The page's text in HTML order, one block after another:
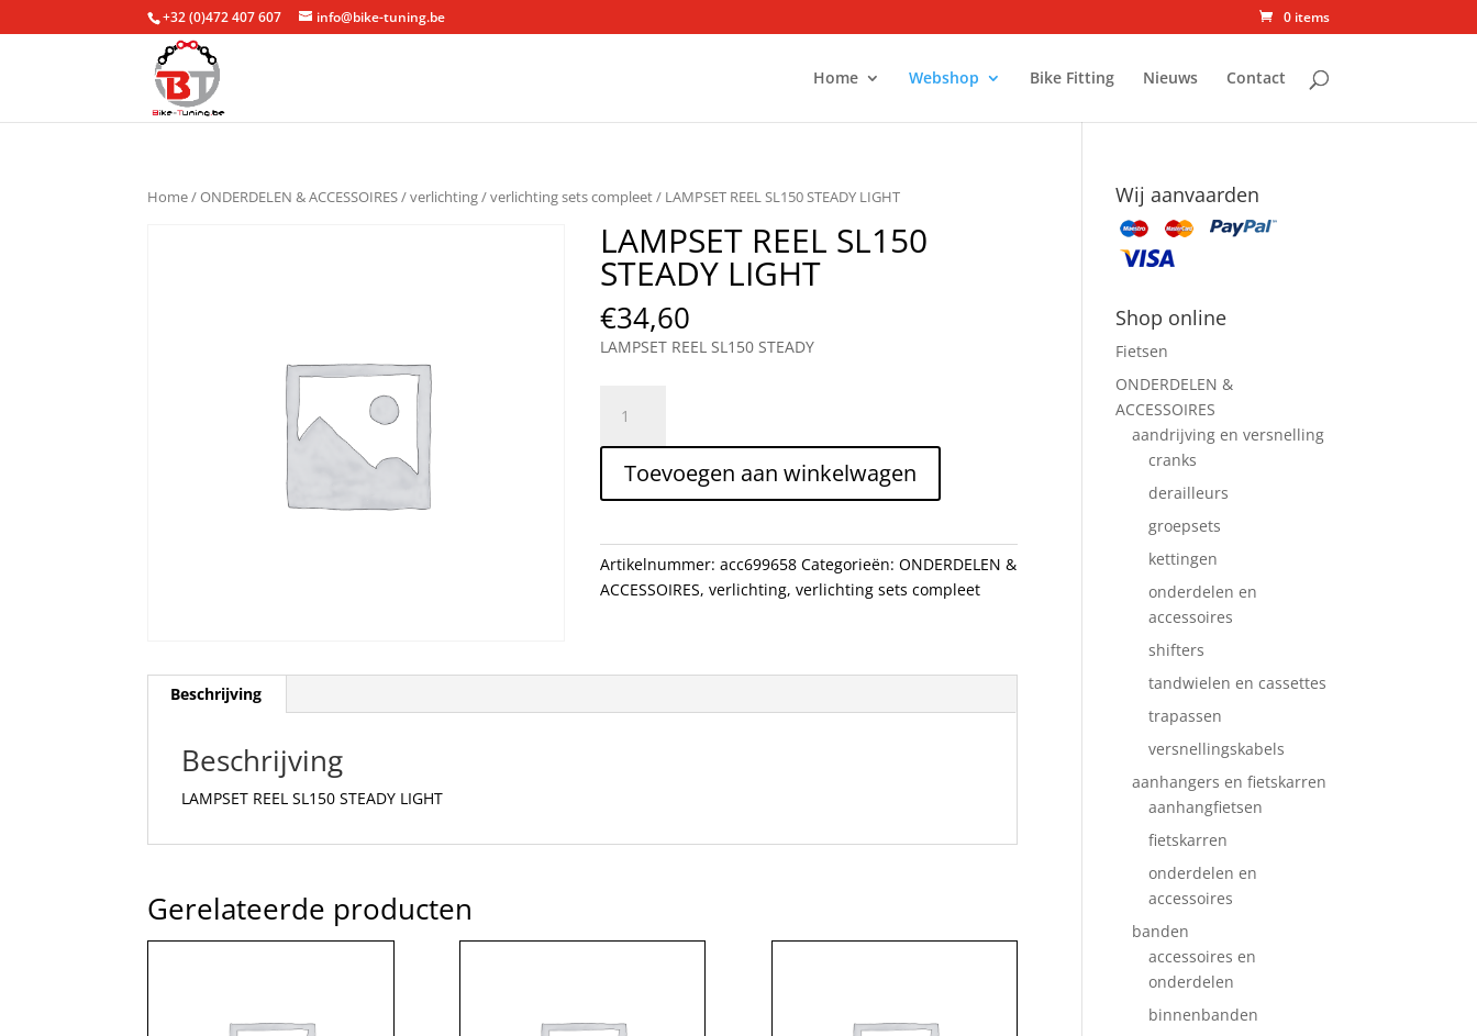
+32 (0)472 407 607 info@bike-tuning.be 0 items
Home Webshop Bike Fitting Nieuws Contact
Home/ONDERDELEN & ACCESSOIRES/verlichting/verlichting sets compleet/ LAMPSET REEL SL150 STEADY LIGHT
LAMPSET REEL SL150
STEADY LIGHT
€34,60
LAMPSET REEL SL150 STEADY
REEL
SL150
STEADY
LIGHT
Toevoegen aan winkelwagen
Artikelnummer:acc699658 Categorieën:ONDERDELEN &
ACCESSOIRES,verlichting,verlichting sets compleet
Beschrijving
Beschrijving
LAMPSET REEL SL150 STEADY LIGHT
Gerelateerde producten
Wij aanvaarden
Shop online
Fietsen
ONDERDELEN &
ACCESSOIRES
aandrijving en versnelling
cranks
derailleurs
groepsets
kettingen
onderdelen en
accessoires
shifters
tandwielen en cassettes
trapassen
versnellingskabels
aanhangers en fietskarren
aanhangfietsen
fietskarren
onderdelen en
accessoires
banden
accessoires en
onderdelen
binnenbanden